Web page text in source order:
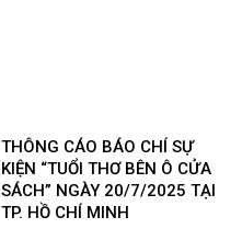
THÔNG CÁO BÁO CHÍ SỰ
KIỆN “TUỔI THƠ BÊN Ô CỬA
SÁCH” NGÀY 20/7/2025 TẠI
TP. HỒ CHÍ MINH